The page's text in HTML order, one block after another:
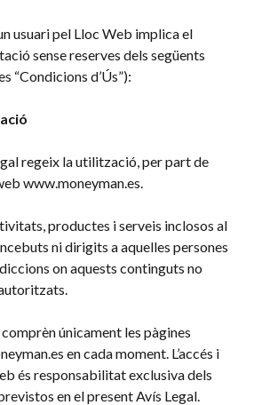
usuari pel Lloc Web implica el
sense reserves dels següents
“Condicions d’Ús”):
regeix la utilització, per part de
www.moneyman.es.
productes i serveis inclosos al
ni dirigits a aquelles persones
on aquests continguts no
únicament les pàgines
en cada moment. L’accés i
és responsabilitat exclusiva dels
en el present Avís Legal.